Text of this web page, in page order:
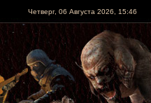
Четверг, 06 Августа 2026, 15:46